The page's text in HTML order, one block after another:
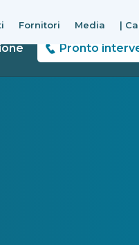
Fornitori Media |
Pronto